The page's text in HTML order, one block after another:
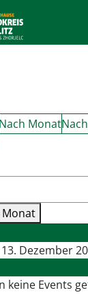
Nach Monat
Monat
Dezember
keine Events